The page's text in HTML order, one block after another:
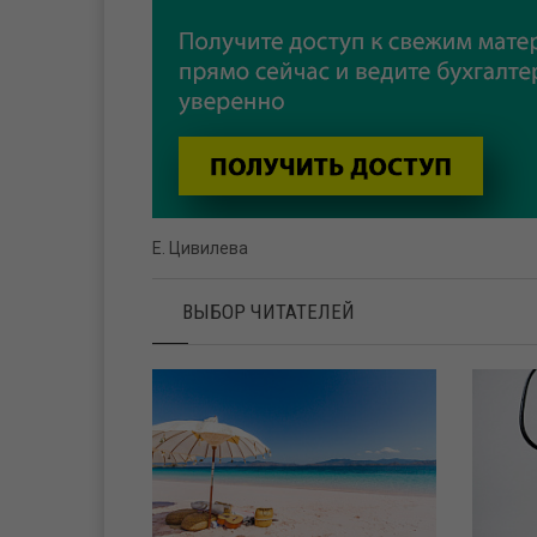
Е. Цивилева
ВЫБОР ЧИТАТЕЛЕЙ